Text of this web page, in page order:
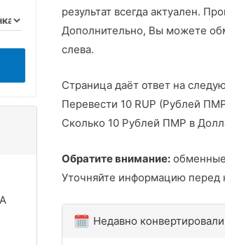
результат всегда актуален.
Дополнительно, Вы можете
слева.
Страница даёт ответ на
Перевести 10 RUP (Рублей
Сколько 10 Рублей ПМР в
Обратите внимание:
Уточняйте информацию перед
Недавно конвертировали